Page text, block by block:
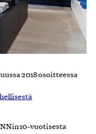
2018 osoitteessa
10-vuotisesta